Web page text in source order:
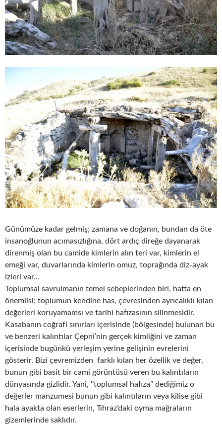
Günümüze kadar gelmiş; zamana ve doğanın, bundan da öte
insanoğlunun acımasızlığına, dört ardıç direğe dayanarak
direnmiş olan bu camide kimlerin alın teri var, kimlerin el
emeği var, duvarlarında kimlerin omuz, toprağında diz-ayak
izleri var…
Toplumsal savrulmanın temel sebeplerinden biri, hatta en
önemlisi; toplumun kendine has, çevresinden ayrıcalıklı kılan
değerleri koruyamamsı ve tarihi hafızasının silinmesidir.
Kasabanın coğrafi sınırları içerisinde (bölgesinde) bulunan bu
ve benzeri kalıntılar Çepni’nin gerçek kimliğini ve zaman
içerisinde bugünkü yerleşim yerine gelişinin evrelerini
gösterir. Bizi çevremizden farklı kılan her özellik ve değer,
bunun gibi basit bir cami görüntüsü veren bu kalıntıların
dünyasında gizlidir. Yani, ‘’toplumsal hafıza’’ dediğimiz o
değerler manzumesi bunun gibi kalıntıların veya kilise gibi
hala ayakta olan eserlerin, Tıhraz’daki oyma mağraların
gizemlerinde saklıdır.